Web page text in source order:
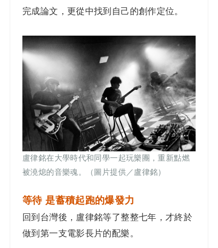
完成論文，更從中找到自己的創作定位。
盧律銘在大學時代和同學一起玩樂團，重新點燃
被澆熄的音樂魂。（圖片提供／盧律銘）
等待 是蓄積起跑的爆發力
回到台灣後，盧律銘等了整整七年，才終於
做到第一支電影長片的配樂。